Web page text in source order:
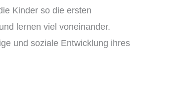
Kinder so die ersten
lernen viel voneinander.
und soziale Entwicklung ihres